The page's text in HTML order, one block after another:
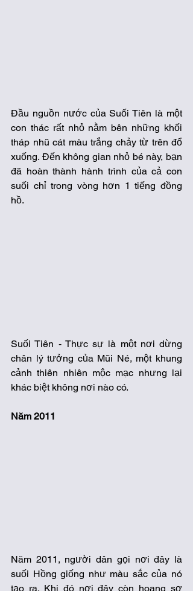
Đầu nguồn nước của Suối Tiên là một
con thác rất nhỏ nằm bên những khối
tháp nhũ cát màu trắng chảy từ trên đổ
xuống. Đến không gian nhỏ bé này, bạn
đã hoàn thành hành trình của cả con
suối chỉ trong vòng hơn 1 tiếng đồng
hồ.
Suối Tiên - Thực sự là một nơi dừng
chân lý tưởng của Mũi Né, một khung
cảnh thiên nhiên mộc mạc nhưng lại
khác biệt không nơi nào có.
Năm 2011
Năm 2011, người dân gọi nơi đây là
suối Hồng giống như màu sắc của nó
tạo ra. Khi đó nơi đây còn hoang sơ